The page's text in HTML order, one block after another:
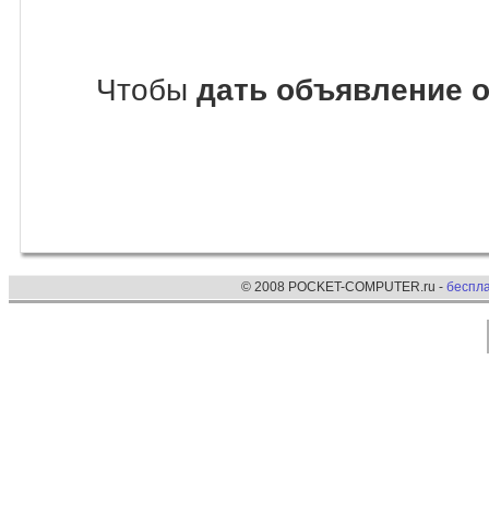
Чтобы дать объявление
© 2008 POCKET-COMPUTER.ru -